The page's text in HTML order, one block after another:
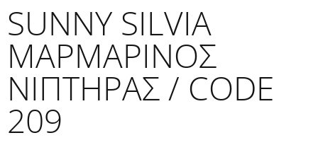
SUNNY SILVIA
ΜΑΡΜΑΡΙΝΟΣ
ΝΙΠΤΗΡΑΣ / CODE
209